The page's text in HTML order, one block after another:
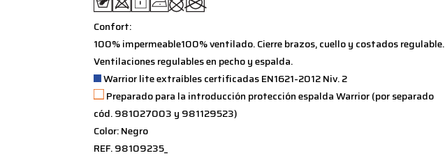
Confort:
100% impermeable100% ventilado. Cierre brazos, cuello y costados regulable.
Ventilaciones regulables en pecho y espalda.
Warrior lite extraíbles certificadas EN1621-2012 Niv. 2
Preparado para la introducción protección espalda Warrior (por separado
cód. 981027003 y 981129523)
Color: Negro
REF. 98109235_